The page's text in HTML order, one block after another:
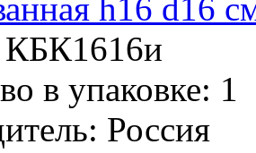
h16 d16
КБК1616и
в упаковке: 1
Россия